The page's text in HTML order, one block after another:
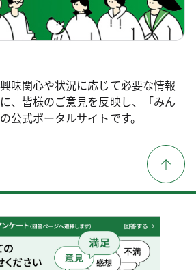
味関心や状況に応じて必要な情報
、皆様のご意見を反映し、「みん
公式ポータルサイトです。